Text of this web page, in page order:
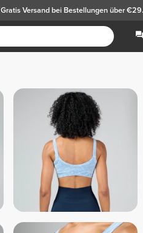
Gratis Versandbei Bestellungen über